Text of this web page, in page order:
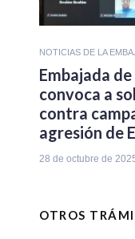
NOTICIAS DE LA
Embajada
convoca a
contra
agresión de
28 de octubre de
OTROS